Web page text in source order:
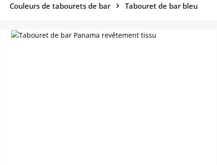
Couleurs de tabourets de bar
Tabouret de bar bleu